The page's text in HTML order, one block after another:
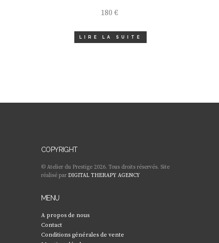
180 €
LIRE LA SUITE
COPYRIGHT
© Atelier du Prestige 2026. Tous droits réservés. Site
réalisé par DIGITAL THERAPY AGENCY
MENU
A propos de nous
Contact
Conditions générales de vente